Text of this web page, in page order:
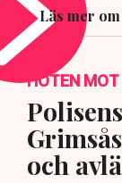
Läs mer
HOTEN
och